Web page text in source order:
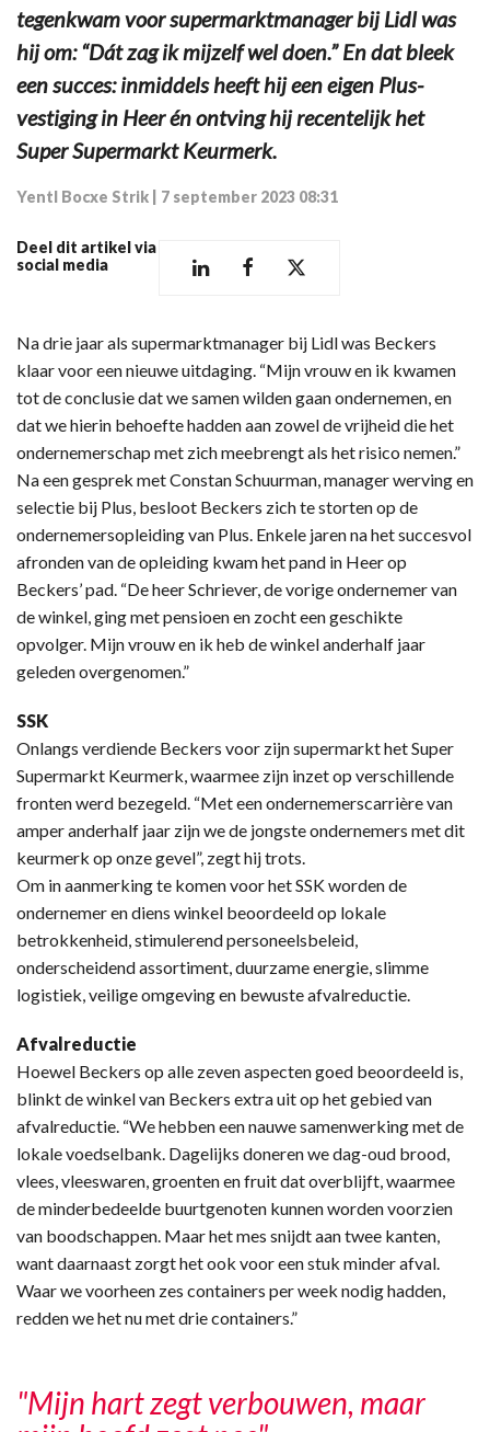
tegenkwam voor supermarktmanager bij Lidl was
hij om: “Dát zag ik mijzelf wel doen.” En dat bleek
een succes: inmiddels heeft hij een eigen Plus-
vestiging in Heer én ontving hij recentelijk het
Super Supermarkt Keurmerk.
Yentl Bocxe Strik 7 september 2023 08:31
Deel dit artikel via
social media
Na drie jaar als supermarktmanager bij Lidl was Beckers
klaar voor een nieuwe uitdaging. “Mijn vrouw en ik kwamen
tot de conclusie dat we samen wilden gaan ondernemen, en
dat we hierin behoefte hadden aan zowel de vrijheid die het
ondernemerschap met zich meebrengt als het risico nemen.”
Na een gesprek met Constan Schuurman, manager werving en
selectie bij Plus, besloot Beckers zich te storten op de
ondernemersopleiding van Plus. Enkele jaren na het succesvol
afronden van de opleiding kwam het pand in Heer op
Beckers’ pad. “De heer Schriever, de vorige ondernemer van
de winkel, ging met pensioen en zocht een geschikte
opvolger. Mijn vrouw en ik heb de winkel anderhalf jaar
geleden overgenomen.”
SSK
Onlangs verdiende Beckers voor zijn supermarkt het Super
Supermarkt Keurmerk, waarmee zijn inzet op verschillende
fronten werd bezegeld. “Met een ondernemerscarrière van
amper anderhalf jaar zijn we de jongste ondernemers met dit
keurmerk op onze gevel”, zegt hij trots.
Om in aanmerking te komen voor het SSK worden de
ondernemer en diens winkel beoordeeld op lokale
betrokkenheid, stimulerend personeelsbeleid,
onderscheidend assortiment, duurzame energie, slimme
logistiek, veilige omgeving en bewuste afvalreductie.
Afvalreductie
Hoewel Beckers op alle zeven aspecten goed beoordeeld is,
blinkt de winkel van Beckers extra uit op het gebied van
afvalreductie. “We hebben een nauwe samenwerking met de
lokale voedselbank. Dagelijks doneren we dag-oud brood,
vlees, vleeswaren, groenten en fruit dat overblijft, waarmee
de minderbedeelde buurtgenoten kunnen worden voorzien
van boodschappen. Maar het mes snijdt aan twee kanten,
want daarnaast zorgt het ook voor een stuk minder afval.
Waar we voorheen zes containers per week nodig hadden,
redden we het nu met drie containers.”
"Mijn hart zegt verbouwen, maar